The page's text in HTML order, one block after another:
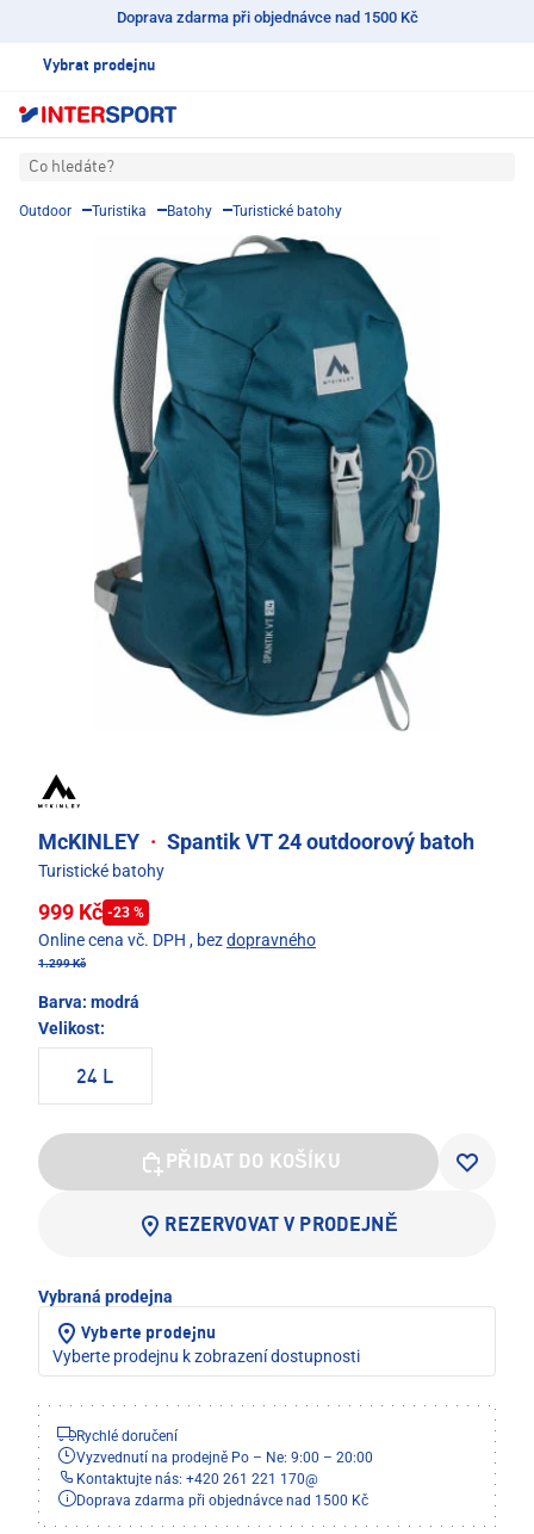
Doprava zdarma při objednávce nad 1500 Kč
Vybrat prodejnu
Co hledáte?
Outdoor Turistika Batohy Turistické batohy
McKINLEY · Spantik VT 24 outdoorový batoh
Turistické batohy
999 Kč -23 %
Online cena vč. DPH , bezdopravného
1.299 Kč
Barva: modrá
Velikost:
24 L
PŘIDAT DO KOŠÍKU
REZERVOVAT V PRODEJNĚ
Vybraná prodejna
Vyberte prodejnu
Vyberte prodejnu k zobrazení dostupnosti
Rychlé doručení
Vyzvednutí na prodejně Po – Ne: 9:00 – 20:00
Kontaktujte nás: +420 261 221 170@
Doprava zdarma při objednávce nad 1500 Kč